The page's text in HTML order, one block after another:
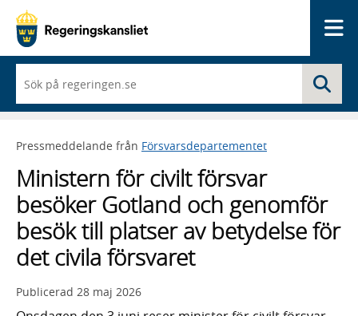
du
börjar
skriva
framträder
lista
med
sökförslag
Pressmeddelande från Försvarsdepartementet
Ministern för civilt försvar
besöker Gotland och genomför
besök till platser av betydelse för
det civila försvaret
Publicerad 28 maj 2026